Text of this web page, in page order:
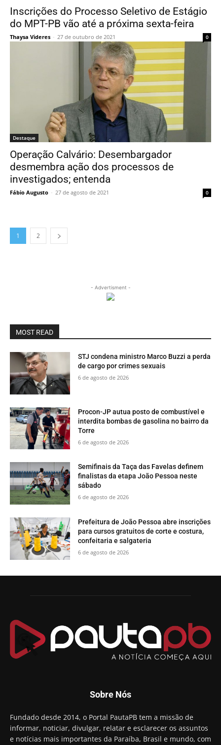
Inscrições do Processo Seletivo de Estágio
do MPT-PB vão até a próxima sexta-feira
Thaysa Videres - 27 de outubro de 2021 0
Destaque
Operação Calvário: Desembargador
desmembra ação dos processos de
investigados; entenda
Fábio Augusto - 27 de agosto de 2021 0
1 2
- Advertisment -
MOST READ
STJ condena ministro Marco Buzzi a perda
de cargo por crimes sexuais
6 de agosto de 2026
Procon-JP autua posto de combustível e
interdita bombas de gasolina no bairro da
Torre
6 de agosto de 2026
Semifinais da Taça das Favelas definem
finalistas da etapa João Pessoa neste
sábado
6 de agosto de 2026
Prefeitura de João Pessoa abre inscrições
para cursos gratuitos de corte e costura,
confeitaria e salgateria
6 de agosto de 2026
Sobre Nós
Fundado desde 2014, o Portal PautaPB tem a missão de
informar, noticiar, divulgar, relatar e esclarecer os assuntos
e notícias mais importantes da Paraíba, Brasil e mundo, com